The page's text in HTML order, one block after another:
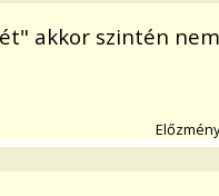
akkor szintén